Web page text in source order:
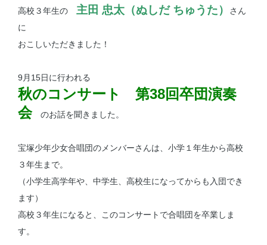
高校３年生の 主田 忠太（ぬしだ ちゅうた）
さん
に
おこしいただきました！
9月15日に行われる
秋のコンサート 第38回卒団演奏
会のお話を聞きました。
宝塚少年少女合唱団のメンバーさんは、小学１年生から高校
３年生まで。
（小学生高学年や、中学生、高校生になってからも入団でき
ます）
高校３年生になると、このコンサートで合唱団を卒業しま
す。